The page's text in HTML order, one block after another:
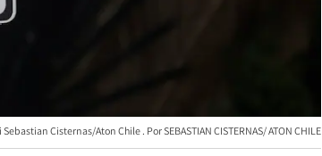
Cisternas/Aton Chile SEBASTIAN CISTERNAS/ ATON CHILE